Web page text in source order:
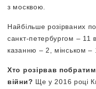
з москвою.
Найбільше розірваних
санкт-петербургом – 11
казанню – 2, мінськом –
Хто розірвав
війни? Ще у 2016 році